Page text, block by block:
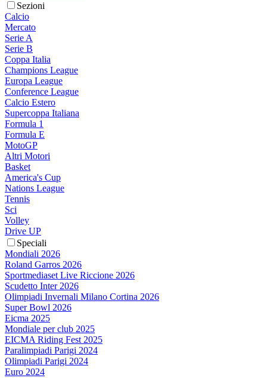
Sezioni
Calcio
Mercato
Serie A
Serie B
Coppa Italia
Champions League
Europa League
Conference League
Calcio Estero
Supercoppa Italiana
Formula 1
Formula E
MotoGP
Altri Motori
Basket
America's Cup
Nations League
Tennis
Sci
Volley
Drive UP
Speciali
Mondiali 2026
Roland Garros 2026
Sportmediaset Live Riccione 2026
Scudetto Inter 2026
Olimpiadi Invernali Milano Cortina 2026
Super Bowl 2026
Eicma 2025
Mondiale per club 2025
EICMA Riding Fest 2025
Paralimpiadi Parigi 2024
Olimpiadi Parigi 2024
Euro 2024